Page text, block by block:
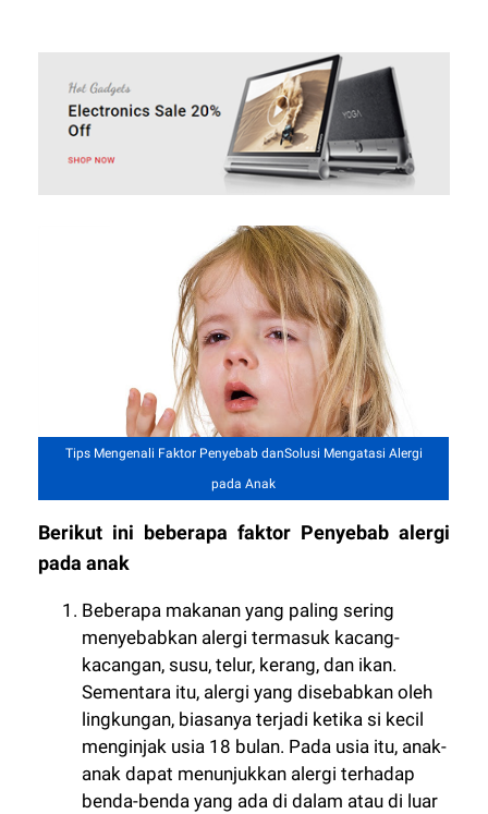
Tips Mengenali Faktor Penyebab danSolusi Mengatasi Alergi
pada Anak
Berikut ini beberapa faktor Penyebab alergi
pada anak
Beberapa makanan yang paling sering
menyebabkan alergi termasuk kacang-
kacangan, susu, telur, kerang, dan ikan.
Sementara itu, alergi yang disebabkan oleh
lingkungan, biasanya terjadi ketika si kecil
menginjak usia 18 bulan. Pada usia itu, anak-
anak dapat menunjukkan alergi terhadap
benda-benda yang ada di dalam atau di luar